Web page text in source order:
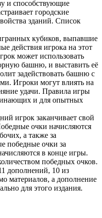
и способствующие
городские
зданий. Список
кубиков, выпавшие
действия игрока на этот
может использовать
башню, и выставить её
задействовать башню с
Игроки могут влиять на
удачи. Правила игры
и для опытных
игрок заканчивает свой
очки начисляются
а также за
победные очки за
в конце игры.
победных очков.
дополнений, 10 из
материалов, а дополнение
для этого издания.